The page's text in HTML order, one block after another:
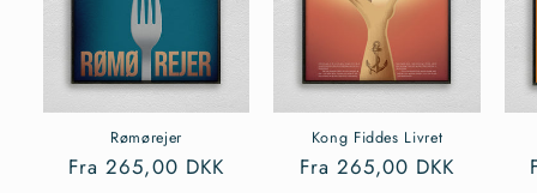
Rømørejer
Normalpris
Fra 265,00 DKK
Kong Fiddes Livret
Normalpris
Fra 265,00 DKK